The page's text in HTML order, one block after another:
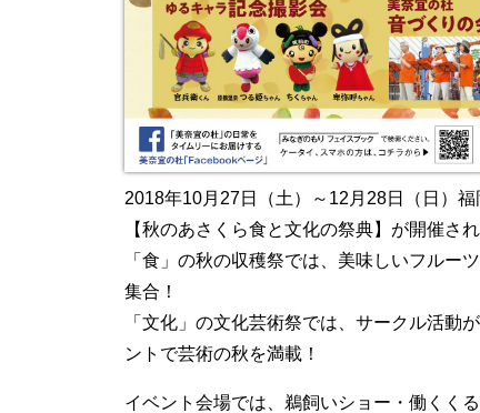
2018年10月27日（土）～12月28日（日）
【秋のあさくら食と文化の祭典】が開催され
「食」の秋の収穫祭では、美味しいフルー
集合！
「文化」の文化芸術祭では、サークル活動
ントで芸術の秋を満載！
イベント会場では、鵜飼いショー・働くく